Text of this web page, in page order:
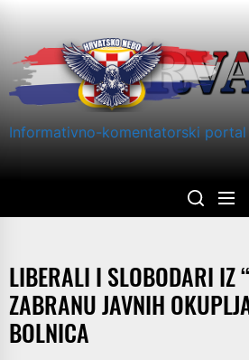
content
Informativno-komentatorski portal
LIBERALI I SLOBODARI IZ
ZABRANU JAVNIH
BOLNICA